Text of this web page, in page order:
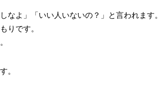
なよ」「いい人いないの？」と言われます。
りです。
。